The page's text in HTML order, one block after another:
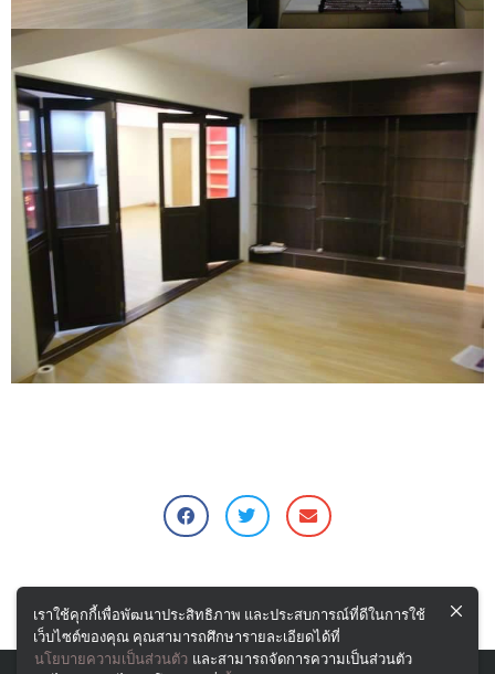
เราใช้คุกกี้เพื่อพัฒนาประสิทธิภาพ และประสบการณ์ที่ดีในการใช้
เว็บไซต์ของคุณ คุณสามารถศึกษารายละเอียดได้ที่
นโยบายความเป็นส่วนตัว และสามารถจัดการความเป็นส่วนตัว